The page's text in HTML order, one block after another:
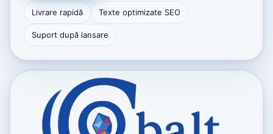
Livrare rapidă Texte optimizate SEO
Suport după lansare